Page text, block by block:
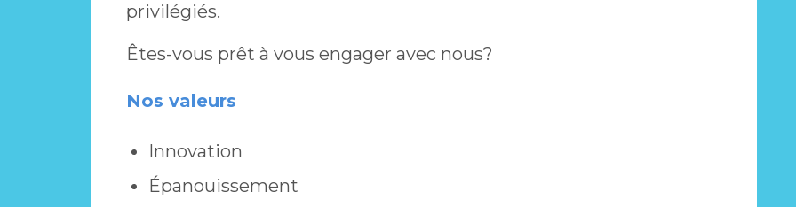
privilégiés.
Êtes-vous prêt à vous engager avec nous?
Nos valeurs
Innovation
Épanouissement